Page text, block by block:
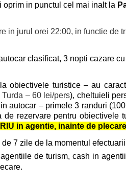
oprim in punctul cel mai inalt la
in jurul orei 22:00, in functie de
clasificat, 3 nopti cazare
obiectivele turistice– au
– 60 lei/pers), cheltuieli
autocar – primele 3 randuri
rezervare pentru obiectivele
in agentie, inainte de plecare
7 zile de la momentul
de turism, cash in